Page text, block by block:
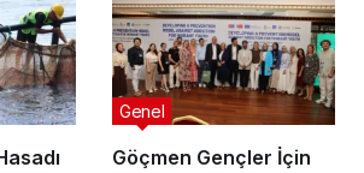
Göçmen Gençler İçin
Genel